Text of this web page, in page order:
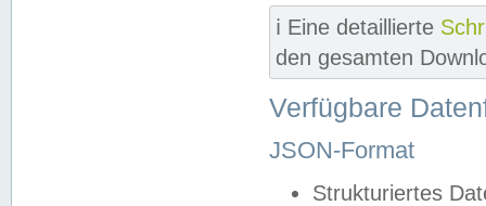
ℹ️ Eine detaillierte
den gesamten
Verfügbare
JSON-Format
Strukturiertes